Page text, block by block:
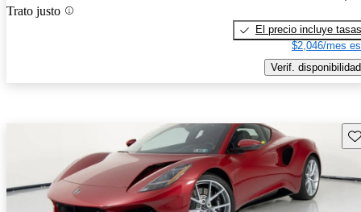
Trato justo
El precio incluye tasas
$2,046/mes
Verif. disponibilidad